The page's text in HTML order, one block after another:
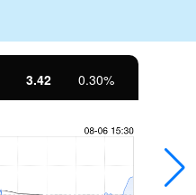
3.42 0.30%